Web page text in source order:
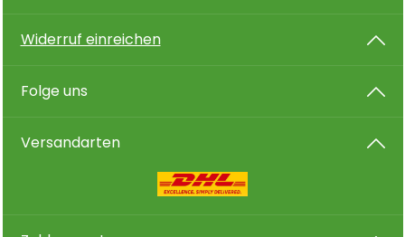
Widerruf einreichen
Folge uns
Versandarten